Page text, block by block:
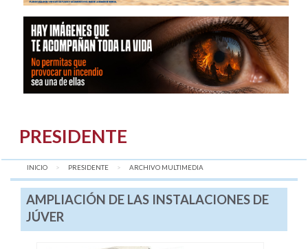
PRESIDENTE
INICIO PRESIDENTE AQUÍ:
ARCHIVO MULTIMEDIA
AMPLIACIÓN DE LAS INSTALACIONES DE
JÚVER